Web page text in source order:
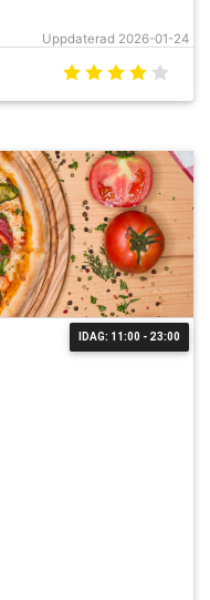
Uppdaterad 2026-01-24
IDAG: 11:00 - 23:00